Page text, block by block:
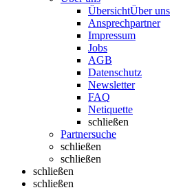
ÜbersichtÜber uns
Ansprechpartner
Impressum
Jobs
AGB
Datenschutz
Newsletter
FAQ
Netiquette
schließen
Partnersuche
schließen
schließen
schließen
schließen